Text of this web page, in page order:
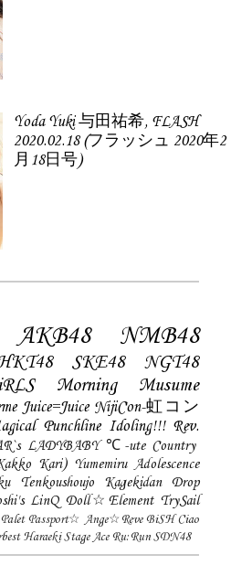
Yoda Yuki 与田祐希, FLASH
2020.02.18 (フラッシュ 2020年2
月18日号)
AKB48 NMB48
SKE48
NGT48
Morning Musume
Juice=Juice NijiCon-虹コン
Punchline Idoling!!! Rev.
LADYBABY ℃-ute Country
Kari) Yumemiru Adolescence
Tenkoushoujo Kagekidan
Drop
LinQ Doll☆Element TrySail
Palet Passport☆ Ange☆Reve BiSH Ciao
Haraeki Stage Ace Ru:Run SDN48